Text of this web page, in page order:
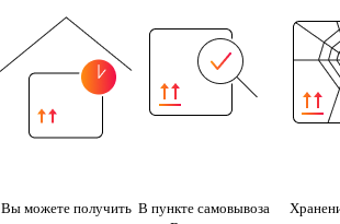
Вы можете получить В пункте самовывоза